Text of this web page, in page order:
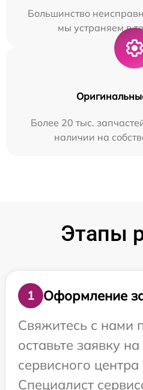
Большинство
мы устраняем в
Более 20 тыс.
наличии на
Этапы
1
Оформление
Свяжитесь с нами
оставьте заявку на
сервисного
Специалист